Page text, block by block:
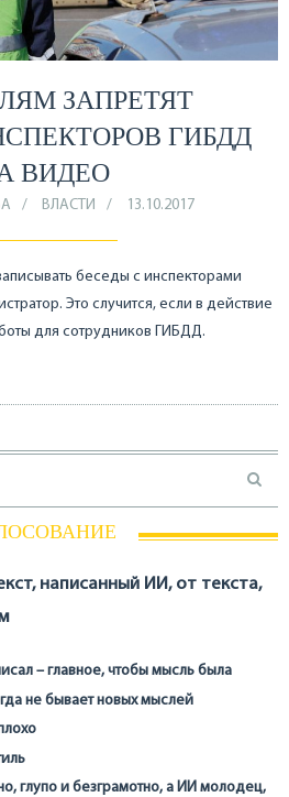
ЗАПРЕТЯТ
ГИБДД
ВИДЕО
ВЛАСТИ 13.10.2017
беседы с инспекторами
Это случится, если в действие
для сотрудников ГИБДД.
написанный ИИ, от текста,
– главное, чтобы мысль была
не бывает новых мыслей
глупо и безграмотно, а ИИ молодец,